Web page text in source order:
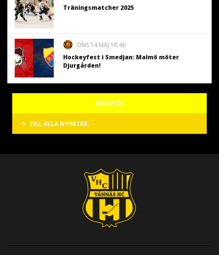
Träningsmatcher 2025
ONS 14 MAJ 18:46
Hockeyfest i Smedjan: Malmö möter
Djurgården!
VISA FLER
TILL ALLA NYHETER.